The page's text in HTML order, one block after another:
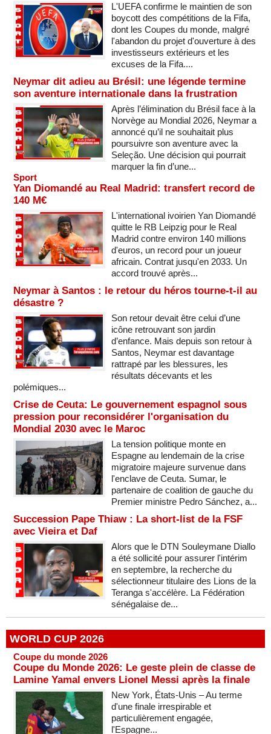
L'UEFA confirme le maintien de son
boycott des compétitions de la Fifa,
dont les Coupes du monde, malgré
l'abandon du projet d'ouverture à des
investisseurs extérieurs et les
excuses de la Fifa....
Neymar dit adieu au Brésil: une légende termine
son aventure internationale dans la frustration
Après l’élimination du Brésil face à la
Norvège au Mondial 2026, Neymar a
annoncé qu’il ne souhaitait plus
poursuivre son aventure avec la
Seleção. Une décision qui pourrait
marquer la fin d’une...
Sport
Yan Diomandé au Real Madrid: transfert record de
140 M€
L'international ivoirien Yan Diomandé
quitte le RB Leipzig pour le Real
Madrid contre environ 140 millions
d'euros, un record pour un joueur
africain. Contrat jusqu'en 2033. Un
accord trouvé après...
Neymar à Santos : le retour du héros tourne-t-il au
désastre ?
Son retour devait être celui d’une
icône retrouvant son jardin
d’enfance. Mais depuis son retour à
Santos, Neymar est davantage
rattrapé par les blessures, les
résultats décevants et les
polémiques...
Crise de Ceuta: Le gouvernement espagnol sous
pression pour reconsidérer l'organisation du
Mondial 2030 avec le Maroc
La tension politique monte en
Espagne au lendemain de la crise
migratoire majeure survenue dans
l'enclave de Ceuta. Sumar, le
partenaire de coalition de gauche du
Premier ministre Pedro Sánchez, a...
Succession Pape Thiaw : La short-list de la FSF
avec Vieira et Daf
Alors que le DTN Souleymane Diallo
a été sollicité pour assurer l'intérim
en septembre, la recherche du
sélectionneur titulaire des Lions de la
Teranga s'accélère. La Fédération
sénégalaise de...
WORLD CUP 2026
Coupe du monde 2026
Coupe du Monde 2026: Le geste plein de classe de
Lamine Yamal envers Lionel Messi après la finale
New York, États-Unis – Au terme
d'une finale irrespirable et
particulièrement engagée,
l'Espagne...